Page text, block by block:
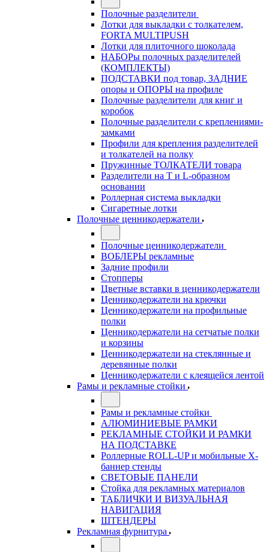
Полочные разделители
Лотки для выкладки с толкателем,
FORTA MULTIPUSH
Лотки для плиточного шоколада
НАБОРы полочных разделителей
(КОМПЛЕКТЫ)
ПОДСТАВКИ под товар, ЗАДНИЕ
опоры и ОПОРЫ на профиле
Полочные разделители для книг и
коробок
Полочные разделители с креплениями-
замками
Профили для крепления разделителей
и толкателей на полку
Пружинные ТОЛКАТЕЛИ товара
Разделители на Т и L-образном
основании
Роллерная система выкладки
Сигаретные лотки
Полочные ценникодержатели
Полочные ценникодержатели
ВОБЛЕРЫ рекламные
Задние профили
Стопперы
Цветные вставки в ценникодержатели
Ценникодержатели на крючки
Ценникодержатели на профильные
полки
Ценникодержатели на сетчатые полки
и корзины
Ценникодержатели на стеклянные и
деревянные полки
Ценникодержатели с клеящейся лентой
Рамы и рекламные стойки
Рамы и рекламные стойки
АЛЮМИНИЕВЫЕ РАМКИ
РЕКЛАМНЫЕ СТОЙКИ И РАМКИ
НА ПОДСТАВКЕ
Роллерные ROLL-UP и мобильные X-
баннер стенды
СВЕТОВЫЕ ПАНЕЛИ
Стойка для рекламных материалов
ТАБЛИЧКИ И ВИЗУАЛЬНАЯ
НАВИГАЦИЯ
ШТЕНДЕРЫ
Рекламная фурнитура